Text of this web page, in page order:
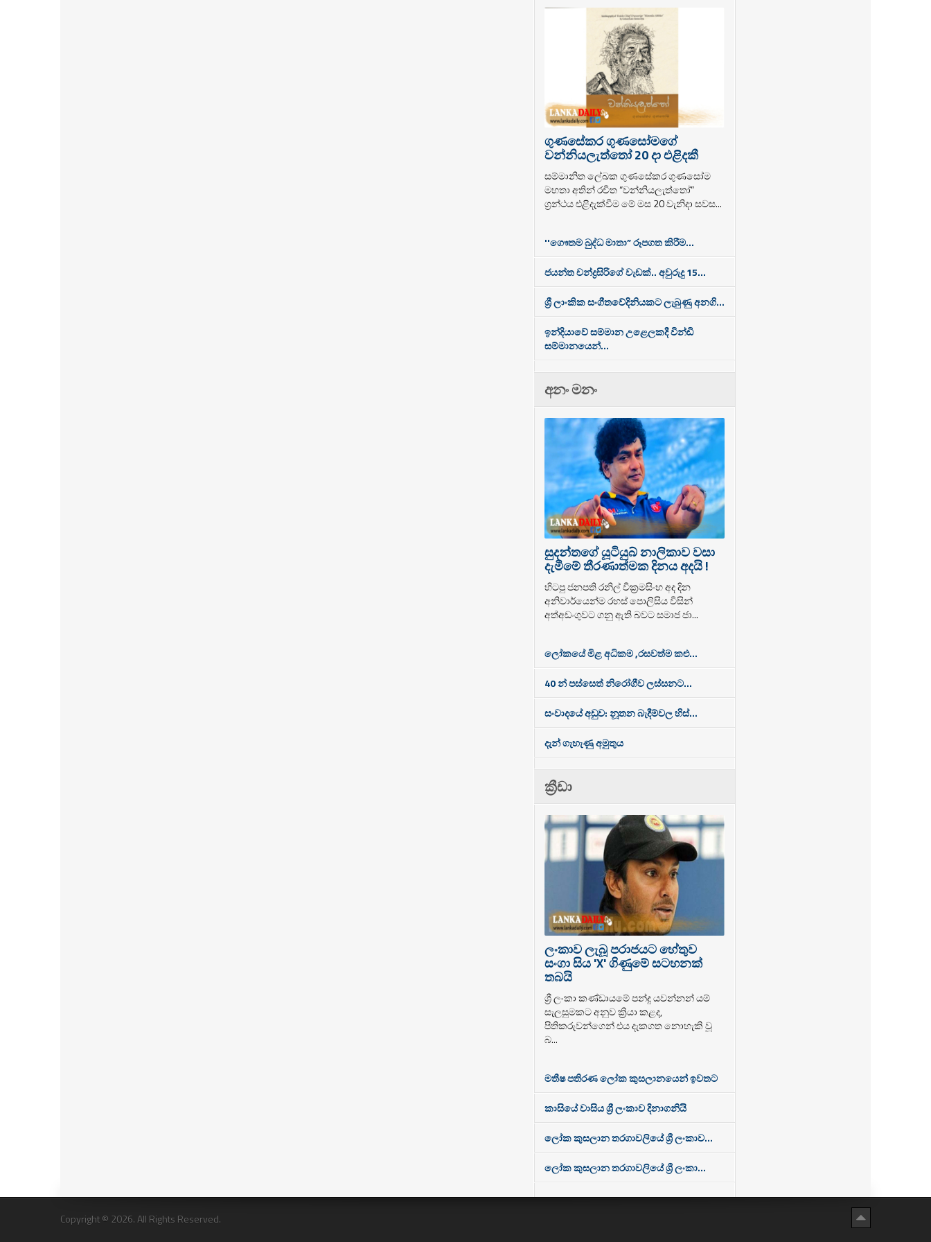
ගුණසේකර ගුණසෝමගේ
වන්නියලැත්තෝ 20 දා එළිදකී
සම්මානිත ලේඛක ගුණසේකර ගුණසෝම
මහතා අතින් රචිත “වන්නියලැත්තෝ”
ග්‍රන්ථය එළිදැක්වීම මේ මස 20 වැනිදා සවස...
''ගෞතම බුද්ධ මාතා” රූපගත කිරීම...
ජයන්ත චන්ද්‍රසිරිගේ වැඩක්.. අවුරුදු 15...
ශ්‍රී ලාංකික සංගීතවේදිනියකට ලැබුණු අනගි...
ඉන්දියාවේ සම්මාන උළෙලකදී වින්ඩි
සම්මානයෙන්...
අනං මනං
සුදන්තගේ යූටියුබ් නාලිකාව වසා
දැමීමේ තීරණාත්මක දිනය අදයි !
හිටපු ජනපති රනිල් වික්‍රමසිංහ අද දින
අනිවාර්යෙන්ම රහස් පොලිසිය විසින්
අත්අඩංගුවට ගනු ඇති බවට සමාජ ජා...
ලෝකයේ මිළ අධිකම ,රසවත්ම කළු...
40 න් පස්සෙත් නිරෝගීව ලස්සනට...
සංවාදයේ අඩුව: නූතන බැදීම්වල හිස්...
දැන් ගැහැණු අමුතුය
ක්‍රීඩා
ලංකාව ලැබූ පරාජයට හේතුව
සංගා සිය 'X' ගිණුමේ සටහනක්
තබයි
ශ්‍රී ලංකා කණ්ඩායමේ පන්දු යවන්නන් යම්
සැලසුමකට අනුව ක්‍රියා කළද,
පිතිකරුවන්ගෙන් එය දැකගත නොහැකි වූ
බ...
මතීෂ පතිරණ ලෝක කුසලානයෙන් ඉවතට
කාසියේ වාසිය ශ්‍රී ලංකාව දිනාගනියි
ලෝක කුසලාන තරගාවලියේ ශ්‍රී ලංකාව...
ලෝක කුසලාන තරගාවලියේ ශ්‍රී ලංකා...
Copyright © 2026. All Rights Reserved.